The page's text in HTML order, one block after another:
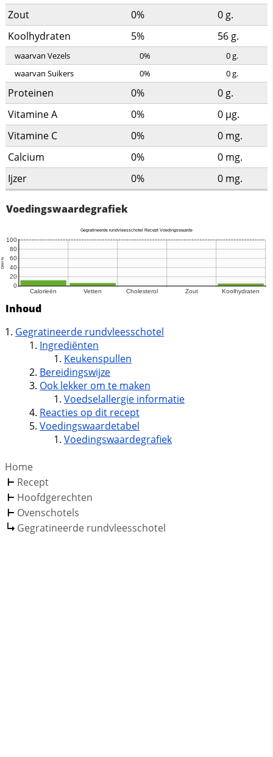
Zout 0% 0 g.
Koolhydraten
5% 56 g.
waarvan Vezels 0% 0g.
waarvan Suikers
0% 0g.
Proteinen 0% 0 g.
Vitamine A
0% 0 µg.
Vitamine C
0% 0 mg.
Calcium
0% 0 mg.
Ijzer
0% 0 mg.
Voedingswaardegrafiek
Inhoud
Gegratineerde rundvleesschotel
Ingrediënten
Keukenspullen
Bereidingswijze
Ook lekker om te maken
Voedselallergie informatie
Reacties op dit recept
Voedingswaardetabel
Voedingswaardegrafiek
Home
Recept
Hoofdgerechten
Ovenschotels
Gegratineerde rundvleesschotel